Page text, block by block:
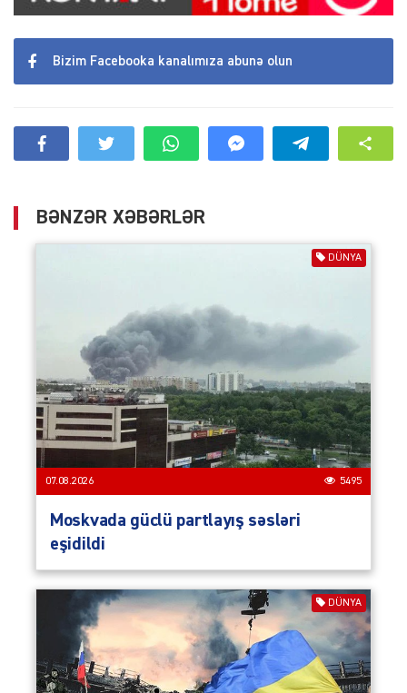
Bizim Facebooka kanalımıza abunə olun
BƏNZƏR XƏBƏRLƏR
DÜNYA
07.08.2026 5495
Moskvada güclü partlayış səsləri
eşidildi
DÜNYA